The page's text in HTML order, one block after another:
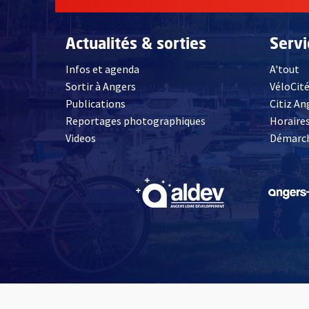
Actualités & sorties
Infos et agenda
Sortir à Angers
Publications
Reportages photographiques
Videos, Ouvre une nouvelle fenêtre
A'tout
VéloCité
Citiz
, Ouvre une